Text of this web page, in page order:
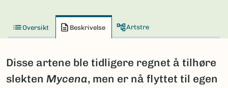
Oversikt Beskrivelse Artstre
Disse artene ble tidligere regnet å tilhøre
slekten Mycena, men er nå flyttet til egen